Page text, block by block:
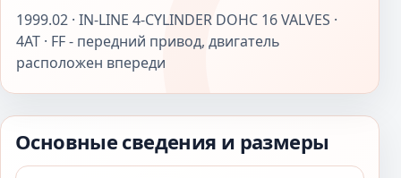
1999.02 · IN-LINE 4-CYLINDER DOHC 16 VALVES ·
4AT · FF - передний привод, двигатель
расположен впереди
Основные сведения и размеры